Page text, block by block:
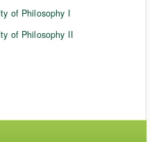
of Philosophy I
of Philosophy II